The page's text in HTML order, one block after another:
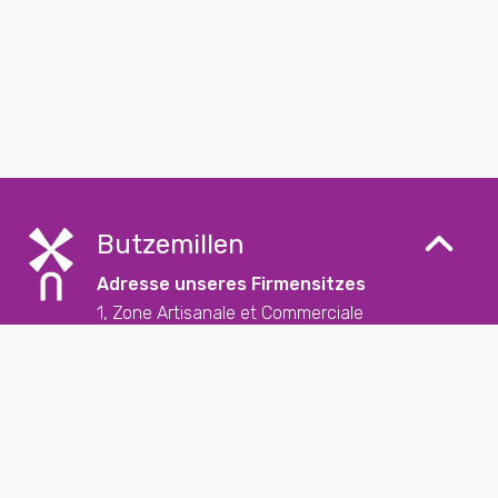
Butzemillen
Adresse unseres Firmensitzes
1, Zone Artisanale et Commerciale